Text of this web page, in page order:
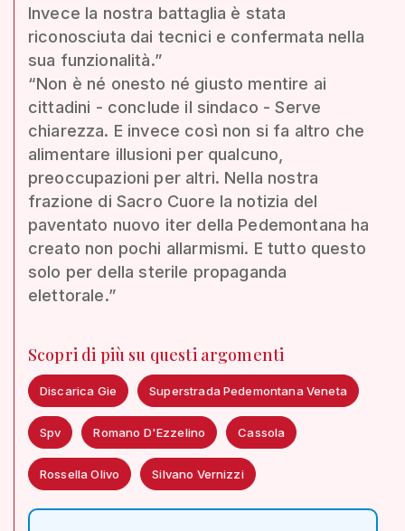
Invece la nostra battaglia è stata
riconosciuta dai tecnici e confermata nella
sua funzionalità.”
“Non è né onesto né giusto mentire ai
cittadini - conclude il sindaco - Serve
chiarezza. E invece così non si fa altro che
alimentare illusioni per qualcuno,
preoccupazioni per altri. Nella nostra
frazione di Sacro Cuore la notizia del
paventato nuovo iter della Pedemontana ha
creato non pochi allarmismi. E tutto questo
solo per della sterile propaganda
elettorale.”
Scopri di più su questi argomenti
Discarica Gie Superstrada Pedemontana Veneta
Spv Romano D'Ezzelino Cassola
Rossella Olivo Silvano Vernizzi